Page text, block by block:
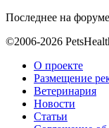
Последнее на форуме
©2006-2026
О проекте
Размещение
Ветеринария
Новости
Статьи